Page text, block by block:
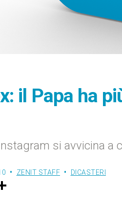
il Papa ha
si avvicina a
ZENIT STAFF DICASTERI